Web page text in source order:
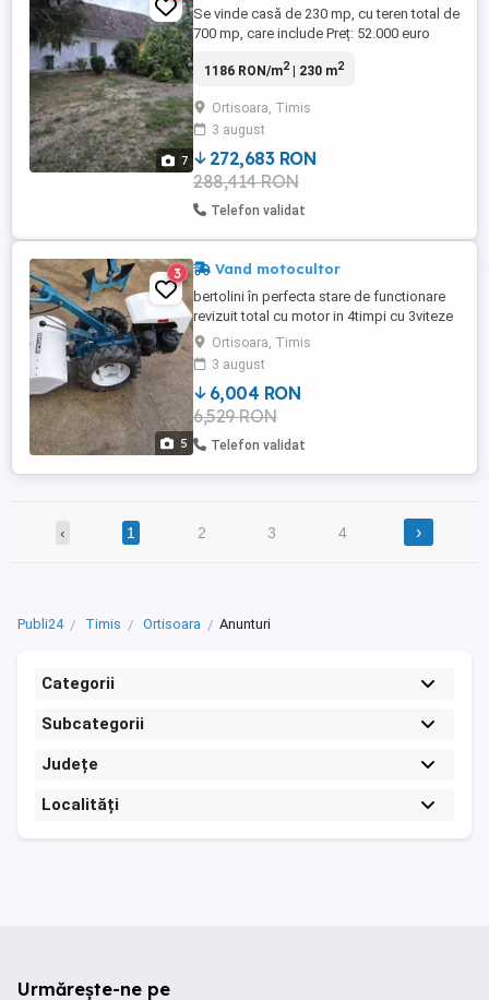
7
Se vinde casă de 230 mp, cu teren total de
700 mp, care include Preț: 52.000 euro
1186 RON/m2| 230 m2
Ortisoara, Timis
3 august
272,683 RON
288,414 RON
Telefon validat
5
3 Vand motocultor
bertolini în perfecta stare de functionare
revizuit total cu motor in 4timpi cu 3viteze
inainte si retur, dotat cu plug reversibil și
freza
Ortisoara, Timis
3 august
6,004 RON
6,529 RON
Telefon validat
‹ 1 2 3 4 ›
Publi24 Timis Ortisoara Anunturi
Categorii
Subcategorii
Județe
Localități
Urmărește-ne pe